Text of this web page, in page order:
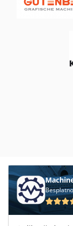
Тежиште
WG211 Стање:
функционалан
пнеуматске
предњих гума:
ричстекера,
складишту у
Forklifts. Лизинг,
савете у вези
специјализована
од 8 тона и више.
код нас за